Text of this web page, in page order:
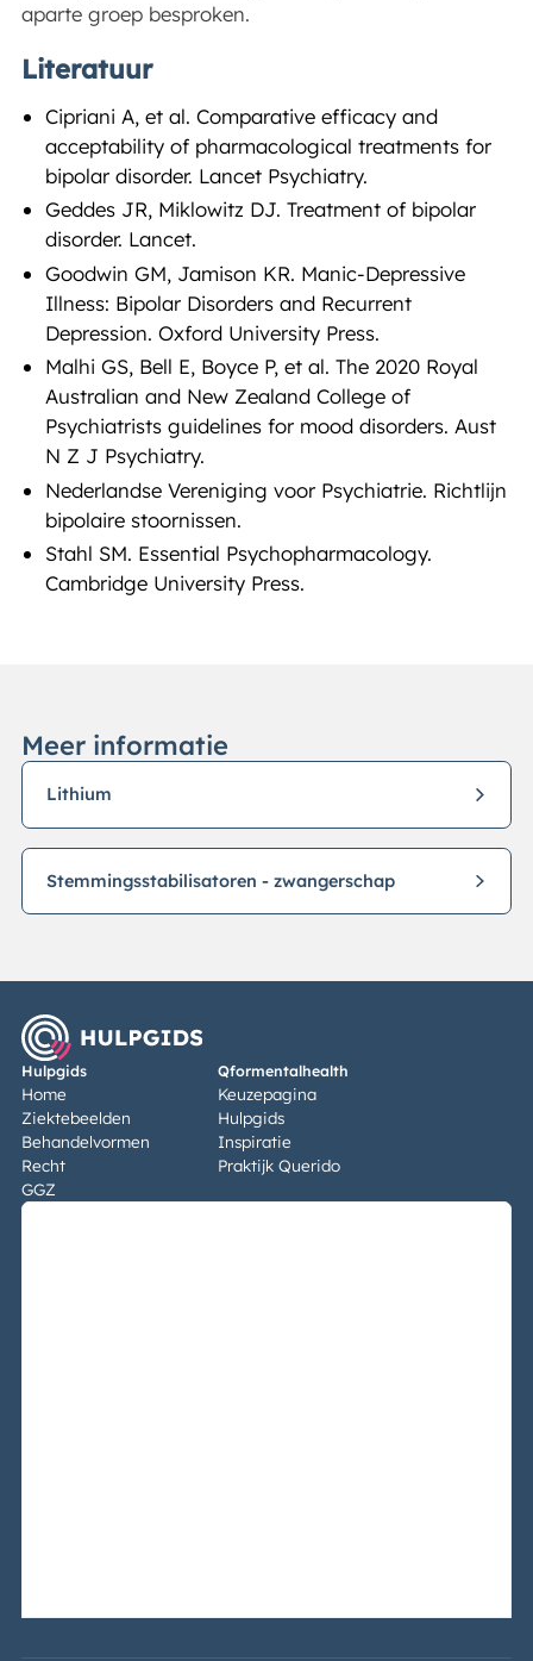
aparte groep besproken.
Literatuur
Cipriani A, et al. Comparative efficacy and
acceptability of pharmacological treatments for
bipolar disorder. Lancet Psychiatry.
Geddes JR, Miklowitz DJ. Treatment of bipolar
disorder. Lancet.
Goodwin GM, Jamison KR. Manic-Depressive
Illness: Bipolar Disorders and Recurrent
Depression. Oxford University Press.
Malhi GS, Bell E, Boyce P, et al. The 2020 Royal
Australian and New Zealand College of
Psychiatrists guidelines for mood disorders. Aust
N Z J Psychiatry.
Nederlandse Vereniging voor Psychiatrie. Richtlijn
bipolaire stoornissen.
Stahl SM. Essential Psychopharmacology.
Cambridge University Press.
Meer informatie
Lithium
Stemmingsstabilisatoren - zwangerschap
Hulpgids
Home
Ziektebeelden
Behandelvormen
Recht
GGZ
Qformentalhealth
Keuzepagina
Hulpgids
Inspiratie
Praktijk Querido